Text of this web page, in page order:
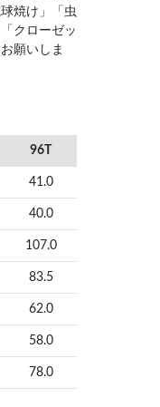
焼け」「虫
クローゼッ
願いしま
96T
41.0
40.0
107.0
83.5
62.0
58.0
78.0